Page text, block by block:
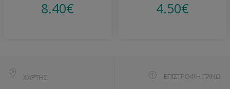
8.40€ 4.50€
ΧΆΡΤΗΣ ΕΠΙΣΤΡΟΦΉ ΠΆΝΩ